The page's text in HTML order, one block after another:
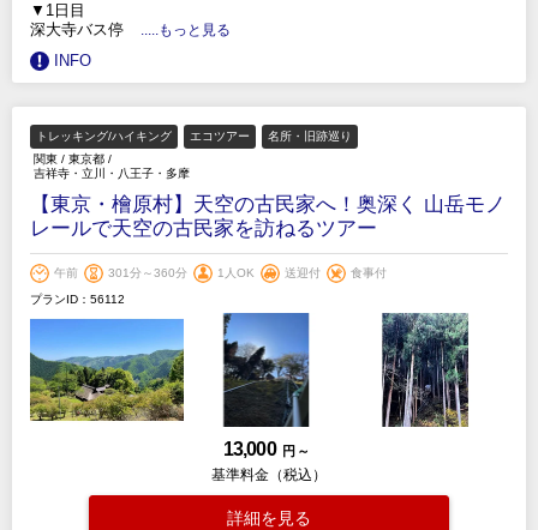
▼1日目
深大寺バス停
.....もっと見る
INFO
トレッキング/ハイキング エコツアー
名所・旧跡巡り
関東 / 東京都 /
吉祥寺・立川・八王子・多摩
【東京・檜原村】天空の古民家へ！奥深く 山岳モノ
レールで天空の古民家を訪ねるツアー
午前 301分～360分 1人OK 送迎付
食事付
プランID：56112
13,000 円 ～
基準料金（税込）
詳細を見る